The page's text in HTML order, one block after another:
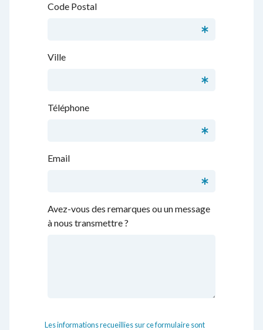
Code Postal
Ville
Téléphone
Email
Avez-vous des remarques ou un message
à nous transmettre ?
Les informations recueillies sur ce formulaire sont